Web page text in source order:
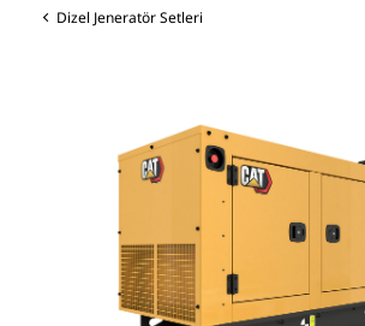
Dizel Jeneratör Setleri